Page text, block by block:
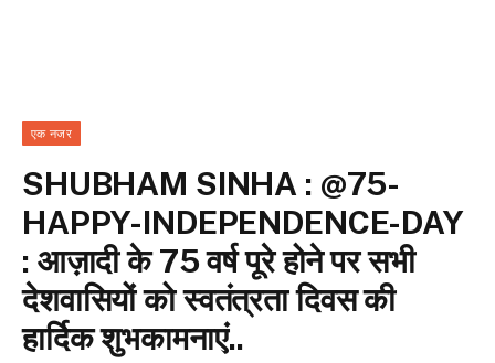
एक नजर
SHUBHAM SINHA : @75-
HAPPY-INDEPENDENCE-DAY
: आज़ादी के 75 वर्ष पूरे होने पर सभी
देशवासियों को स्वतंत्रता दिवस की
हार्दिक शुभकामनाएं..